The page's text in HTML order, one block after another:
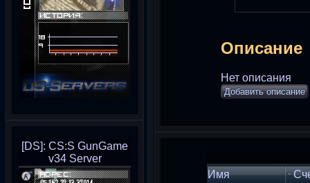
[DS]: CS:S GunGame
v34 Server
Описание
Нет описания
Добавить описание
Имя